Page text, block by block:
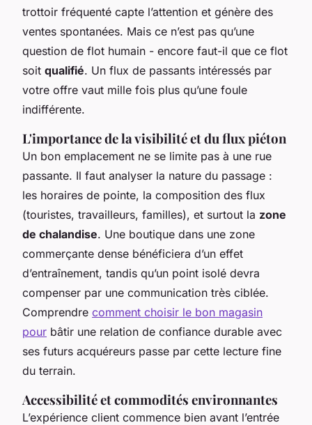
trottoir fréquenté capte l’attention et génère des
ventes spontanées. Mais ce n’est pas qu’une
question de flot humain - encore faut-il que ce flot
soit qualifié. Un flux de passants intéressés par
votre offre vaut mille fois plus qu’une foule
indifférente.
L'importance de la visibilité et du flux piéton
Un bon emplacement ne se limite pas à une rue
passante. Il faut analyser la nature du passage :
les horaires de pointe, la composition des flux
(touristes, travailleurs, familles), et surtout la zone
de chalandise. Une boutique dans une zone
commerçante dense bénéficiera d’un effet
d’entraînement, tandis qu’un point isolé devra
compenser par une communication très ciblée.
Comprendre comment choisir le bon magasin
pour bâtir une relation de confiance durable avec
ses futurs acquéreurs passe par cette lecture fine
du terrain.
Accessibilité et commodités environnantes
L’expérience client commence bien avant l’entrée